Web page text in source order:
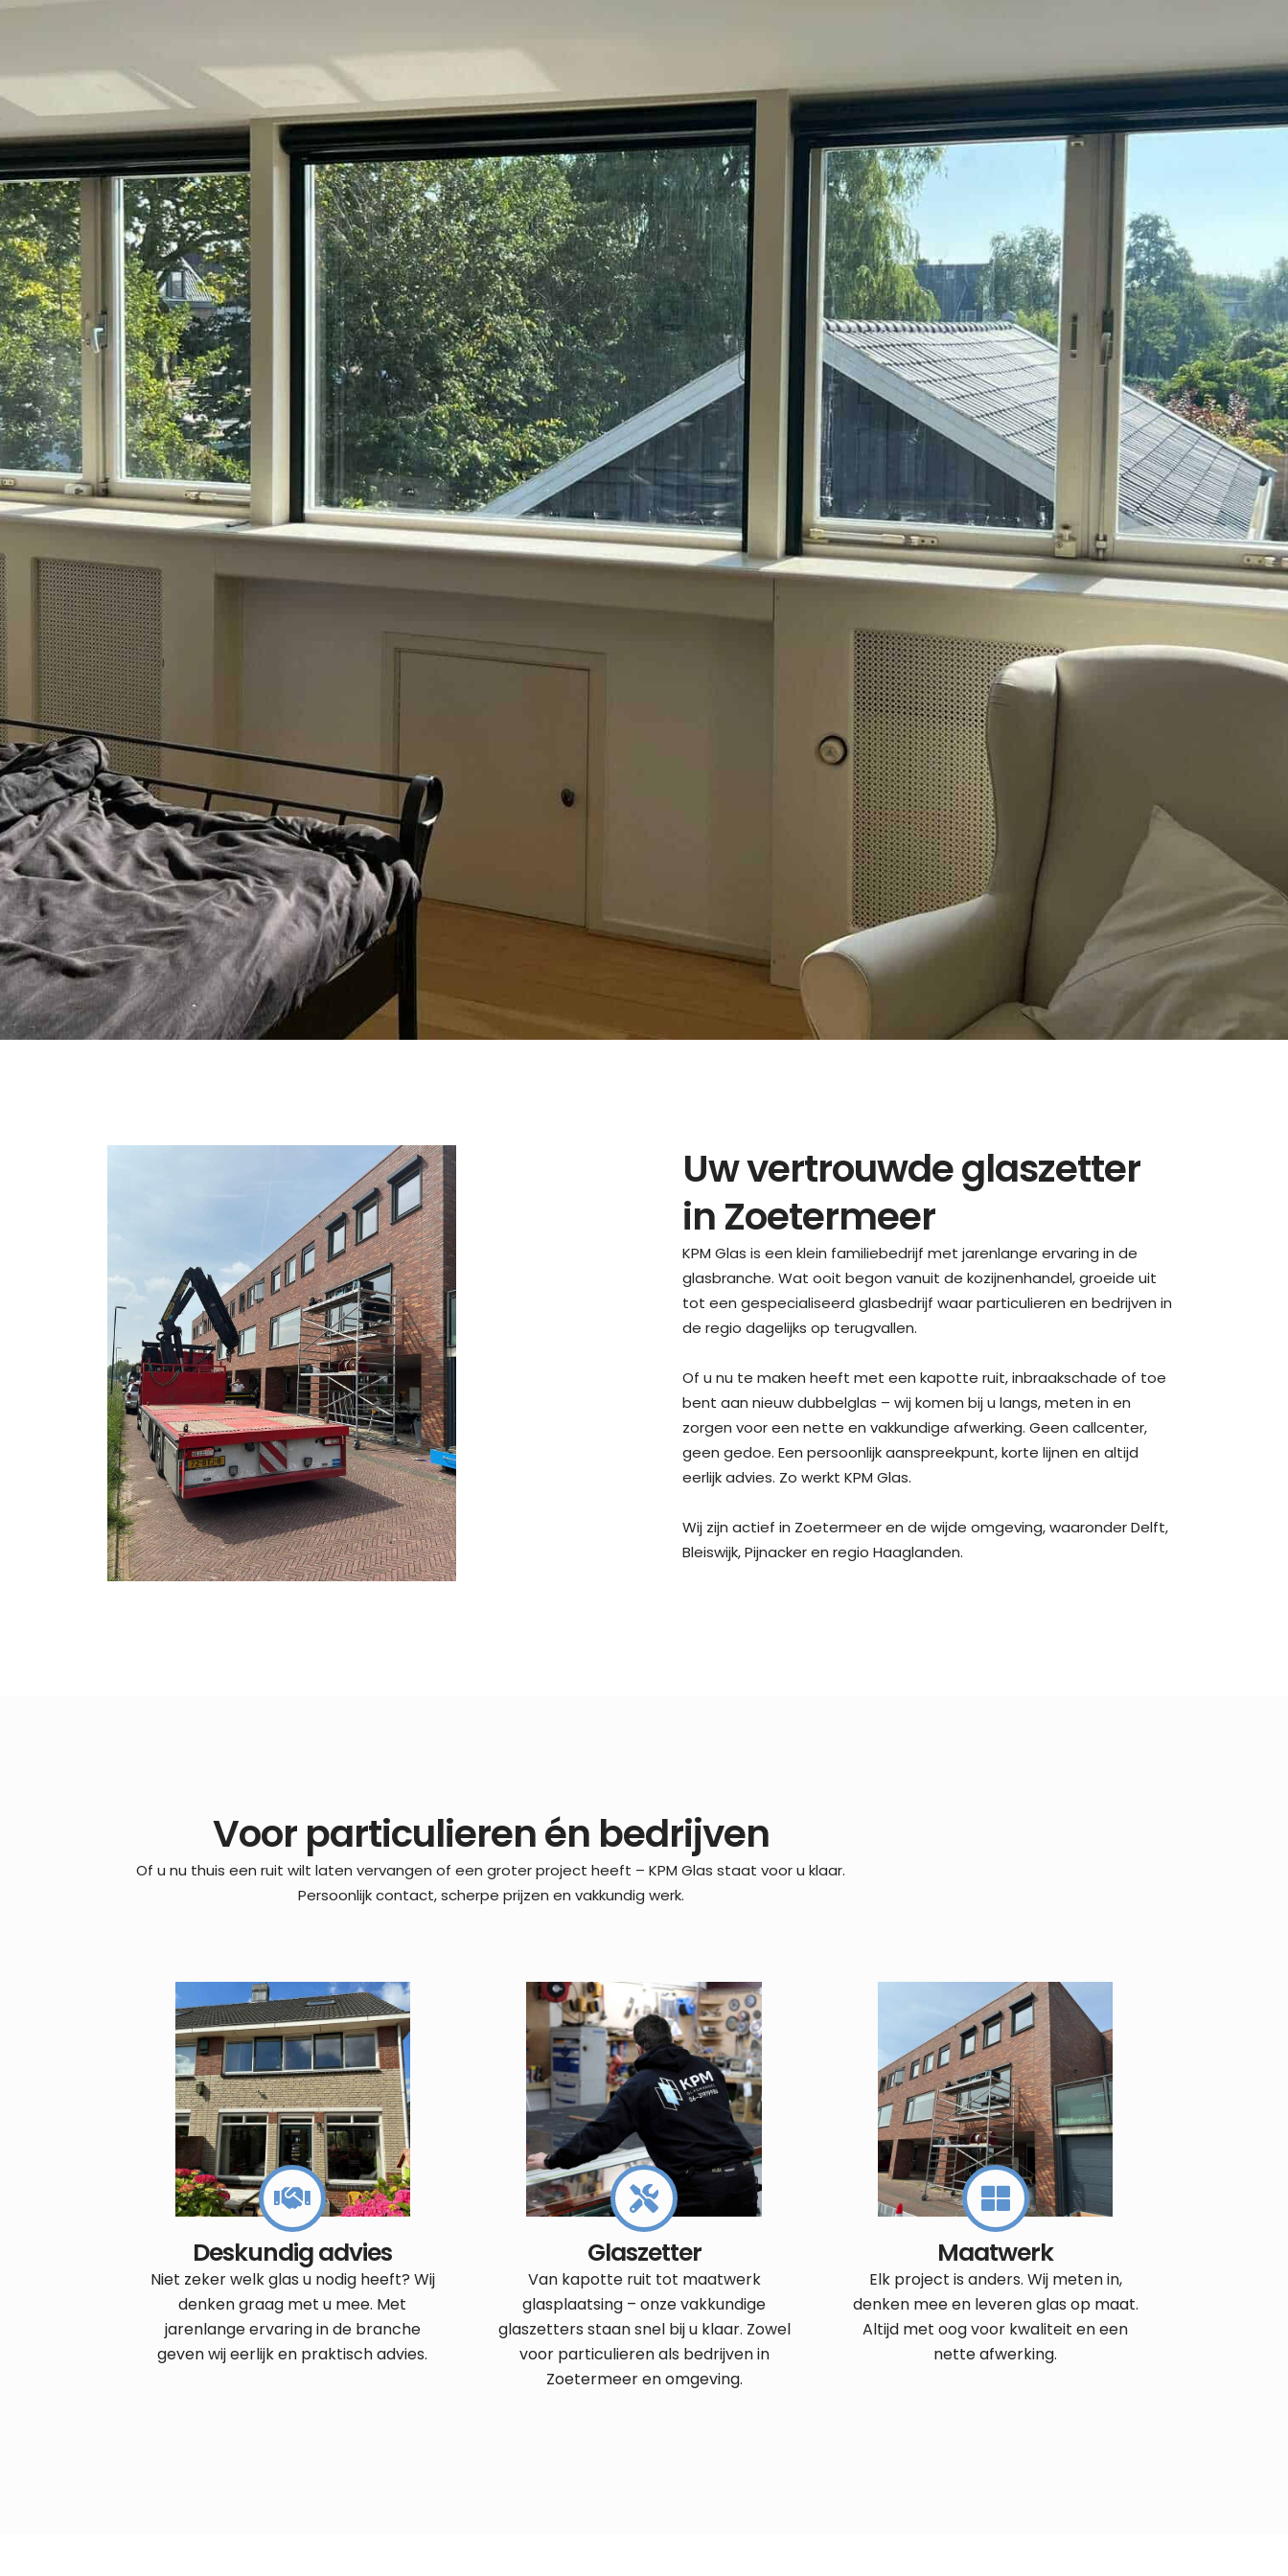
Uw vertrouwde glaszetter
in Zoetermeer
KPM Glas is een klein familiebedrijf met jarenlange ervaring in de
glasbranche. Wat ooit begon vanuit de kozijnenhandel, groeide uit
tot een gespecialiseerd glasbedrijf waar particulieren en bedrijven in
de regio dagelijks op terugvallen.
Of u nu te maken heeft met een kapotte ruit, inbraakschade of toe
bent aan nieuw dubbelglas – wij komen bij u langs, meten in en
zorgen voor een nette en vakkundige afwerking. Geen callcenter,
geen gedoe. Een persoonlijk aanspreekpunt, korte lijnen en altijd
eerlijk advies. Zo werkt KPM Glas.
Wij zijn actief in Zoetermeer en de wijde omgeving, waaronder Delft,
Bleiswijk, Pijnacker en regio Haaglanden.
Of u nu thuis een ruit wilt laten vervangen of een groter project heeft – KPM Glas staat voor u klaar.
Persoonlijk contact, scherpe prijzen en vakkundig werk.
Voor particulieren én bedrijven
Deskundig advies
Niet zeker welk glas u nodig heeft? Wij
denken graag met u mee. Met
jarenlange ervaring in de branche
geven wij eerlijk en praktisch advies.
Glaszetter
Van kapotte ruit tot maatwerk
glasplaatsing – onze vakkundige
glaszetters staan snel bij u klaar. Zowel
voor particulieren als bedrijven in
Zoetermeer en omgeving.
Maatwerk
Elk project is anders. Wij meten in,
denken mee en leveren glas op maat.
Altijd met oog voor kwaliteit en een
nette afwerking.